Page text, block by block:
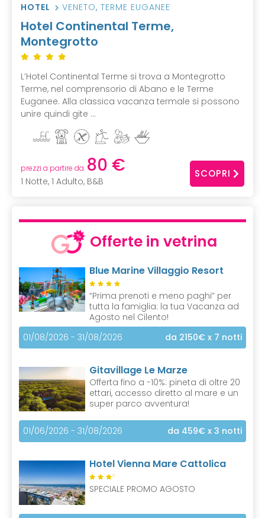
HOTEL VENETO, TERME EUGANEE
Hotel Continental Terme,
Montegrotto
L’Hotel Continental Terme si trova a Montegrotto
Terme, nel comprensorio di Abano e le Terme
Euganee. Alla classica vacanza termale si possono
unire quindi gite ...
prezzi a partire da 80 €
1 Notte, 1 Adulto, B&B
SCOPRI
Offerte in vetrina
Blue Marine Villaggio Resort
“Prima prenoti e meno paghi” per
tutta la famiglia: la tua Vacanza ad
Agosto nel Cilento!
01/08/2026 - 31/08/2026
da 2150€ x 7 notti
Gitavillage Le Marze
Offerta fino a -10%: pineta di oltre 20
ettari, accesso diretto al mare e un
super parco avventura!
01/06/2026 - 31/08/2026 da 459€ x 3 notti
Hotel Vienna Mare Cattolica
S
SPECIALE PROMO AGOSTO